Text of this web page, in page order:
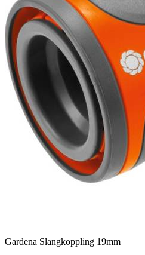
Gardena Slangkoppling 19mm